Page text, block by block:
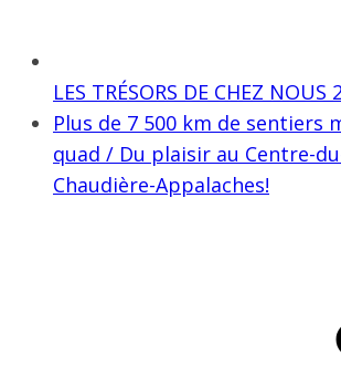
LES TRÉSORS DE CHEZ NOUS
​Plus de 7 500 km de sentiers
quad​ / ​Du plaisir au Centre-
Chaudière-Appalaches!